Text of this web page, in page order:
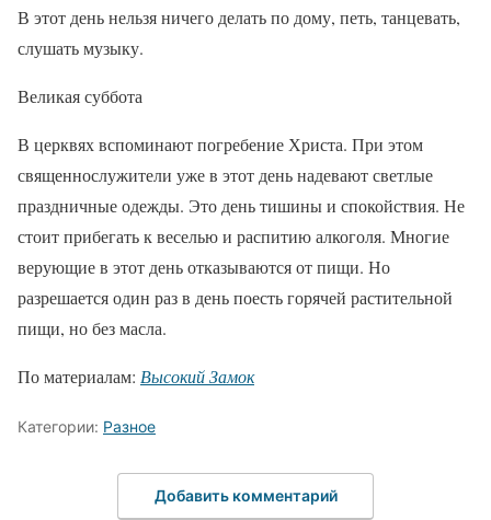
В этот день нельзя ничего делать по дому, петь, танцевать,
слушать музыку.
Великая суббота
В церквях вспоминают погребение Христа. При этом
священнослужители уже в этот день надевают светлые
праздничные одежды. Это день тишины и спокойствия. Не
стоит прибегать к веселью и распитию алкоголя. Многие
верующие в этот день отказываются от пищи. Но
разрешается один раз в день поесть горячей растительной
пищи, но без масла.
По материалам: Высокий Замок
Категории: Разное
Добавить комментарий